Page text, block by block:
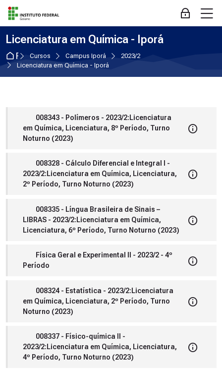
Skip to navigation
Skip to login form
Ir para o conteúdo principal
Skip to accessibility options
Skip to footer
Skip accessibility options
Acessar
Licenciatura em Química - Iporá
Página inicial
Cursos Campus Iporá
2023/2
Licenciatura em Química - Iporá
008343 - Polímeros - 2023/2:Licenciatura
em Química, Licenciatura, 8º Período, Turno
Noturno (2023)
008328 - Cálculo Diferencial e Integral I -
2023/2:Licenciatura em Química, Licenciatura,
2º Período, Turno Noturno (2023)
008335 - Língua Brasileira de Sinais –
LIBRAS - 2023/2:Licenciatura em Química,
Licenciatura, 6º Período, Turno Noturno (2023)
Física Geral e Experimental II - 2023/2 - 4º
Período
008324 - Estatística - 2023/2:Licenciatura
em Química, Licenciatura, 2º Período, Turno
Noturno (2023)
008337 - Físico-química II -
2023/2:Licenciatura em Química, Licenciatura,
4º Período, Turno Noturno (2023)